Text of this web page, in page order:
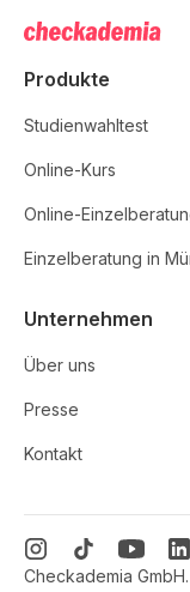
Produkte
Studienwahltest
Online-Kurs
Online-
Einzelberatung in
Unternehmen
Über uns
Presse
Kontakt
Checkademia